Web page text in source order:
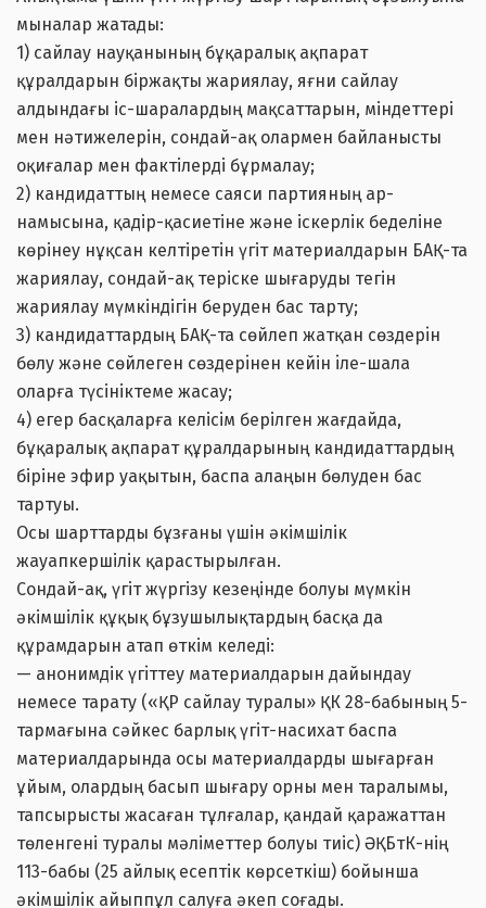
мыналар жатады:
1) сайлау науқанының бұқаралық ақпарат
құралдарын біржақты жариялау, яғни сайлау
алдындағы іс-шаралардың мақсаттарын, міндеттері
мен нәтижелерін, сондай-ақ олармен байланысты
оқиғалар мен фактілерді бұрмалау;
2) кандидаттың немесе саяси партияның ар-
намысына, қадір-қасиетіне және іскерлік беделіне
көрінеу нұқсан келтіретін үгіт материалдарын БАҚ-та
жариялау, сондай-ақ теріске шығаруды тегін
жариялау мүмкіндігін беруден бас тарту;
3) кандидаттардың БАҚ-та сөйлеп жатқан сөздерiн
бөлу және сөйлеген сөздерiнен кейін iле-шала
оларға түсініктеме жасау;
4) егер басқаларға келісім берілген жағдайда,
бұқаралық ақпарат құралдарының кандидаттардың
біріне эфир уақытын, баспа алаңын бөлуден бас
тартуы.
Осы шарттарды бұзғаны үшін әкімшілік
жауапкершілік қарастырылған.
Сондай-ақ, үгіт жүргізу кезеңінде болуы мүмкін
әкімшілік құқық бұзушылықтардың басқа да
құрамдарын атап өткім келеді:
— анонимдік үгiттеу материалдарын дайындау
немесе тарату («ҚР сайлау туралы» ҚК 28-бабының 5-
тармағына сәйкес барлық үгіт-насихат баспа
материалдарында осы материалдарды шығарған
ұйым, олардың басып шығару орны мен таралымы,
тапсырысты жасаған тұлғалар, қандай қаражаттан
төленгені туралы мәліметтер болуы тиіс) ӘҚБтК-нің
113-бабы (25 айлық есептік көрсеткіш) бойынша
әкімшілік айыппұл салуға әкеп соғады.